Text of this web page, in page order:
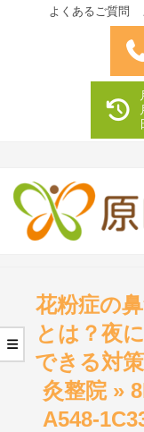
よくあるご質問
花粉症の
とは？夜
できる対
灸整院 »
A548-